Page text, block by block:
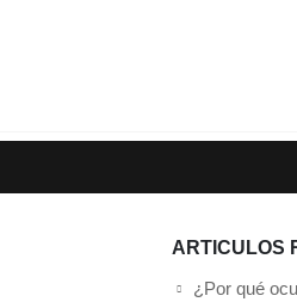
ARTICULOS
¿Por qué